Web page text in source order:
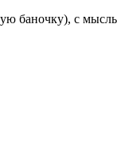
баночку), с